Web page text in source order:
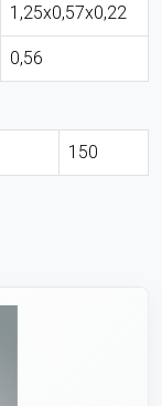
1,25x0,57x0,22
0,56
150